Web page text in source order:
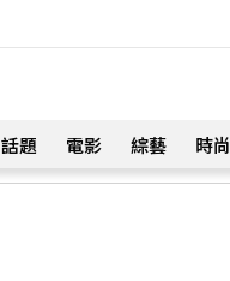
話題 電影 綜藝 時尚